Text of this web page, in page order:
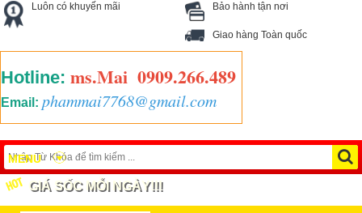
Luôn có khuyến mãi Bảo hành tận nơi
Giao hàng Toàn quốc
Hotline: ms.Mai 0909.266.489
Email: phammai7768@gmail.com
MENU
GIÁ SỐC MỖI NGÀY!!!